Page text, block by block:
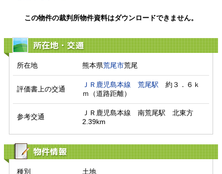
この物件の裁判所物件資料はダウンロードできません。
所在地・交通
所在地 熊本県荒尾市荒尾
評価書上の交通
ＪＲ鹿児島本線 荒尾駅 約３．６ｋ
ｍ（道路距離）
参考交通
ＪＲ鹿児島本線　南荒尾駅　北東方
2.39km
物件情報
種別 土地